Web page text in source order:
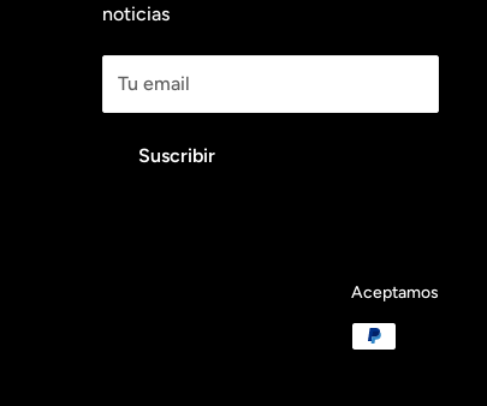
noticias
Tu email
Suscribir
Aceptamos